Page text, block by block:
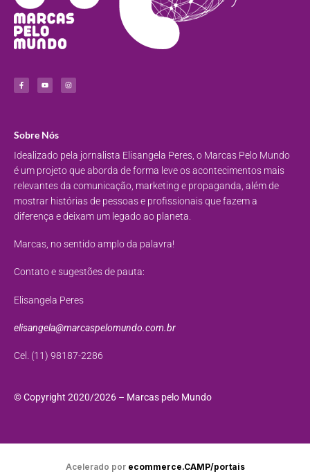
Sobre Nós
Idealizado pela jornalista Elisangela Peres, o Marcas Pelo Mundo
é um projeto que aborda de forma leve os acontecimentos mais
relevantes da comunicação, marketing e propaganda, além de
mostrar histórias de pessoas e profissionais que fazem a
diferença e deixam um legado ao planeta.
Marcas, no sentido amplo da palavra!
Contato e sugestões de pauta:
Elisangela Peres
elisangela@marcaspelomundo.com.br
Cel. (11) 98187-2286
© Copyright 2020/2026 – Marcas pelo Mundo
Acelerado por ecommerce.CAMP/portais